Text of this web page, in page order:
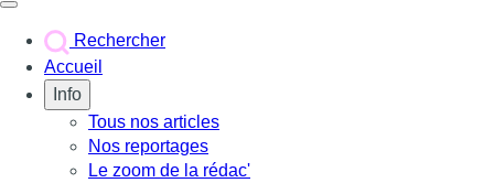
Rechercher
Accueil
Info
Tous nos articles
Nos reportages
Le zoom de la rédac'